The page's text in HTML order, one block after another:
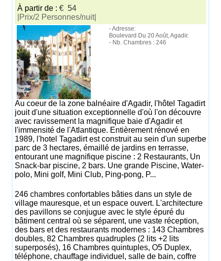
À partir de : € 54
|Prix/2 Personnes/nuit|
- Adresse:
Boulevard Du 20 Août, Agadir.
- Nb. Chambres : 246
Au coeur de la zone balnéaire d'Agadir, l'hôtel Tagadirt
jouit d'une situation exceptionnelle d'où l'on découvre
avec ravissement la magnifique baie d'Agadir et
l'immensité de l'Atlantique. Entièrement rénové en
1989, l'hotel Tagadirt est construit au sein d'un superbe
parc de 3 hectares, émaillé de jardins en terrasse,
entourant une magnifique piscine : 2 Restaurants, Un
Snack-bar piscine, 2 bars. Une grande Piscine, Water-
polo, Mini golf, Mini Club, Ping-pong, P...
246 chambres confortables bâties dans un style de
village mauresque, et un espace ouvert. L'architecture
des pavillons se conjugue avec le style épuré du
bâtiment central où se séparent, une vaste réception,
des bars et des restaurants modernes : 143 Chambres
doubles, 82 Chambres quadruples (2 lits +2 lits
superposés), 16 Chambres quintuples, O5 Duplex,
téléphone, chauffage individuel, salle de bain, coffre